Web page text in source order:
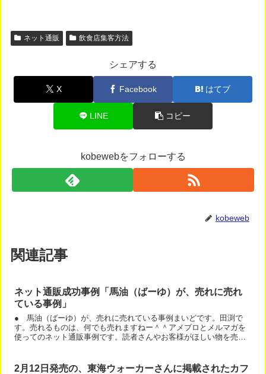
ネット通販 飲食店集客方法
シェアする
X Facebook はてブ
LINE コピー
kobewebをフォローする
kobeweb
関連記事
ネット通販成功事例「馬油（ばーゆ）が、売れに売れ
ている事例」
● 馬油（ばーゆ）が、売れに売れている事例まいどです。田渕で
す。売れるものは、何でも売れますねー＾＾アメブロとメルマガを
使ってのネット通販事例です。読者さんやお客様がほしい物を売る
2月12日発売の、東海ウォーカーさんに掲載されたカフ